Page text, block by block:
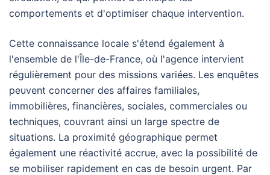
comportements et d'optimiser chaque intervention.
Cette connaissance locale s'étend également à
l'ensemble de l'Île-de-France, où l'agence intervient
régulièrement pour des missions variées. Les enquêtes
peuvent concerner des affaires familiales,
immobilières, financières, sociales, commerciales ou
techniques, couvrant ainsi un large spectre de
situations. La proximité géographique permet
également une réactivité accrue, avec la possibilité de
se mobiliser rapidement en cas de besoin urgent. Par